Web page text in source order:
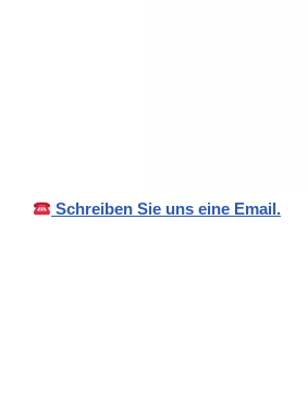
Schreiben Sie uns eine Email.